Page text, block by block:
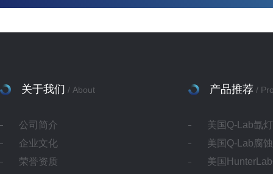
关于我们 / About
公司简介
企业文化
荣誉资质
产品推荐 /
美国Q-Lab氙
美国Q-Lab腐
美国